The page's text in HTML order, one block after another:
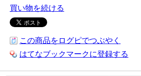
買い物を続ける
この商品をログピでつぶやく
はてなブックマークに登録する